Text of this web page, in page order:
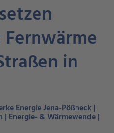
in
Energie Jena-Pößneck |
Energie- & Wärmewende |